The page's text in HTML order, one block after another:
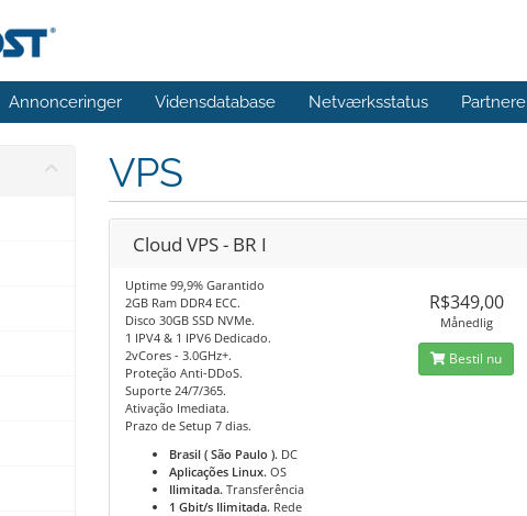
Annonceringer Vidensdatabase Netværksstatus Partnere
VPS
Cloud VPS - BR I
Uptime 99,9% Garantido
2GB Ram DDR4 ECC.
Disco 30GB SSD NVMe.
1 IPV4 & 1 IPV6 Dedicado.
2vCores - 3.0GHz+.
Proteção Anti-DDoS.
Suporte 24/7/365.
Ativação Imediata.
Prazo de Setup 7 dias.
Brasil ( São Paulo ). DC
Aplicações Linux. OS
Ilimitada. Transferência
1 Gbit/s Ilimitada. Rede
R$349,00
Månedlig
Bestil nu